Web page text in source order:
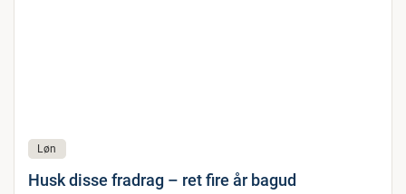
Løn
Husk disse fradrag – ret fire år bagud